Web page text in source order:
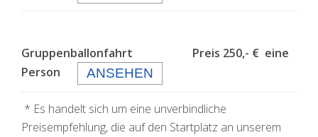
Gruppenballonfahrt Preis 250,- € eine
Person
ANSEHEN
* Es handelt sich um eine unverbindliche
Preisempfehlung, die auf den Startplatz an unserem